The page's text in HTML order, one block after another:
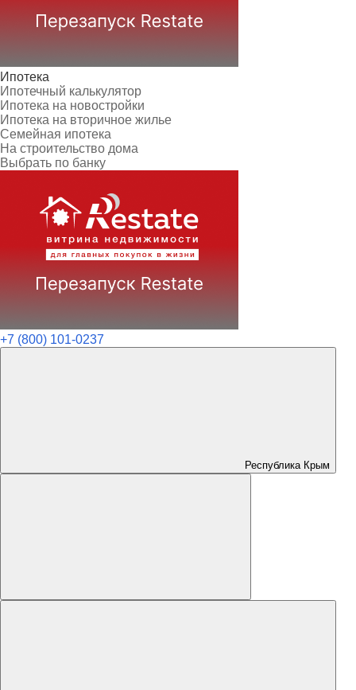
Ипотека
Ипотечный калькулятор
Ипотека на новостройки
Ипотека на вторичное жилье
Семейная ипотека
На строительство дома
Выбрать по банку
+7 (800) 101-0237
Республика Крым